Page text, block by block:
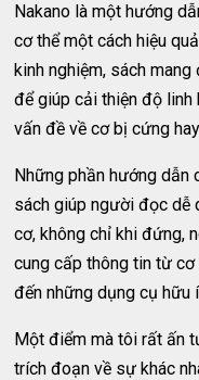
Nakano là một hướng
cơ thể một cách hiệu
kinh nghiệm, sách
để giúp cải thiện độ linh
vấn đề về cơ bị cứng
Những phần hướng dẫn
sách giúp người đọc dễ
cơ, không chỉ khi đứng,
cung cấp thông tin từ
đến những dụng cụ hữu
Một điểm mà tôi rất ấn
trích đoạn về sự khác